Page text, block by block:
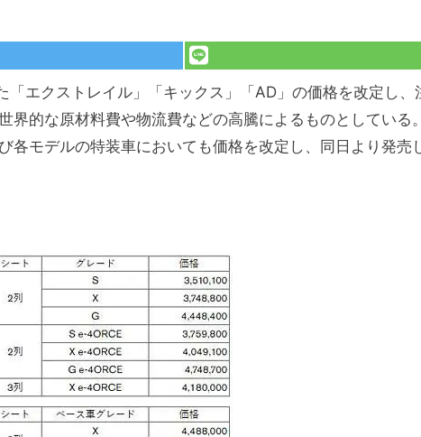
「エクストレイル」「キックス」「AD」の価格を改定し、
界的な原材料費や物流費などの高騰によるものとしている
各モデルの特装車においても価格を改定し、同日より発売